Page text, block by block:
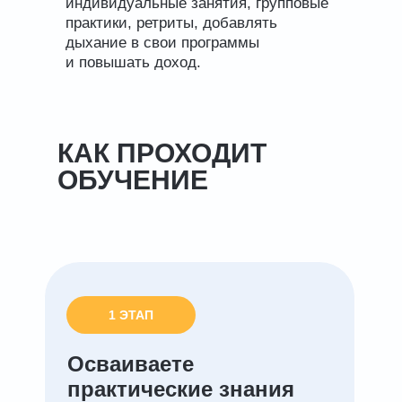
практики, ретриты, добавлять
дыхание в свои программы
и повышать доход.
КАК ПРОХОДИТ
ОБУЧЕНИЕ
Осваиваете
практические знания
1 ЭТАП